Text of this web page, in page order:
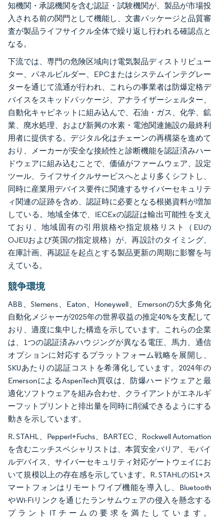
知機関・承認機関を含む認証・試験機関が、製品が市場投
入される前の関門として機能し、文書パッケージと品質審
査が製品ライフサイクル全体で繰り返し行われる確認点と
なる。
下流では、専門の危険区域向け電気製品ディストリビュー
ター、パネルビルダー、EPCまたはシステムインテグレー
ターを通じて流通が行われ、これらの事業者は防爆定格デ
バイスをスキッドパッケージ、アナライザーシェルター、
自動化キャビネットに組み込んで、石油・ガス、化学、鉱
業、廃水処理、および新興の水素・電池関連施設の最終利
用者に提供する。デジタル化はチェーンの再構築を進めて
おり、メーカーが安全な接続性と診断機能を認証済みハー
ドウェアに組み込むことで、価値がファームウェア、設定
ツール、ライフサイクルサービスへとより多くシフトし、
同時に産業用デバイス要件に関連するサイバーセキュリテ
ィ関連の証跡を含め、認証時に必要となる根拠資料が増加
している。地域全体で、IECExの認証は輸出可能性を支え
ており、地域固有の引用規格や指定規格リスト（EUの
OJEUおよび英国の指定規格）が、再設計のタイミング、
在庫計画、再認証を起点とする製品更新の周期に影響を与
えている。
競争環境
ABB、Siemens、Eaton、Honeywell、Emersonの5大多角化
自動化メジャーが2025年の世界収益の推定40%を支配して
おり、適度に集中した構造を示しています。これらの企業
は、1つの認証済みハウジングが異なる電圧、馬力、通信
オプションに対応するプラットフォーム戦略を展開し、
SKUあたりの認証コストを希薄化しています。2024年の
EmersonによるAspenTech買収は、防爆ハードウェアと最
適化ソフトウェアを組み合わせ、クライアントがエネルギ
ーフットプリントと排出量を同時に削減できるようにする
動きを示しています。
R. STAHL、Pepperl+Fuchs、BARTEC、Rockwell Automation
を含むニッチスペシャリストは、本質安全バリア、モバイ
ルデバイス、サイバーセキュリティ対応ゲートウェイにお
いて規模以上の存在感を示しています。R. STAHLのIS1+ス
マートフォンはリモートワイプ機能を導入し、Bluetooth
やWi-Fiリンクを通じたランサムウェアの侵入を懸念する
プラントITチームの要求を満たしています。